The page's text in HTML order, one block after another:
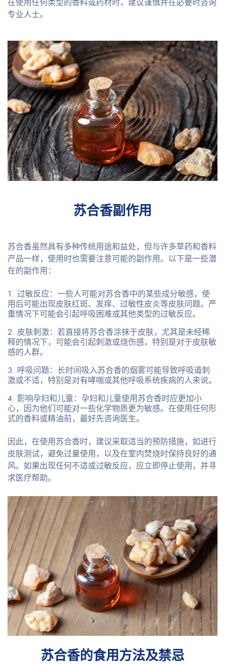
专业人士。
苏合香副作用
苏合香虽然具有多种传统用途和益处，但与许多草药和香料
产品一样，使用时也需要注意可能的副作用。以下是一些潜
在的副作用：
过敏反应：一些人可能对苏合香中的某些成分敏感，使
用后可能出现皮肤红斑、发痒、过敏性皮炎等皮肤问题。严
重情况下可能会引起呼吸困难或其他类型的过敏反应。
皮肤刺激：若直接将苏合香涂抹于皮肤，尤其是未经稀
释的情况下，可能会引起刺激或烧伤感，特别是对于皮肤敏
感的人群。
呼吸问题：长时间吸入苏合香的烟雾可能导致呼吸道刺
激或不适，特别是对有哮喘或其他呼吸系统疾病的人来说。
影响孕妇和儿童：孕妇和儿童使用苏合香时应更加小
心，因为他们可能对一些化学物质更为敏感。在使用任何形
式的香料或精油前，最好先咨询医生。
因此，在使用苏合香时，建议采取适当的预防措施，如进行
皮肤测试，避免过量使用，以及在室内焚烧时保持良好的通
风。如果出现任何不适或过敏反应，应立即停止使用，并寻
求医疗帮助。
苏合香的食用方法及禁忌